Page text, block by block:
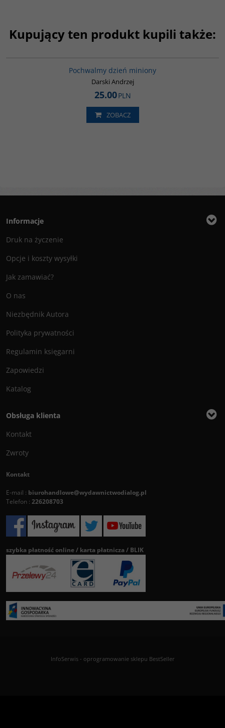
Kupujący ten produkt kupili także:
Pochwalmy dzień miniony
Darski Andrzej
25.00PLN
ZOBACZ
Informacje
Druk na życzenie
Opcje i koszty wysyłki
Jak zamawiać?
O nas
Niezbędnik Autora
Polityka prywatności
Regulamin księgarni
Zapowiedzi
Katalog
Obsługa klienta
Kontakt
Zwroty
Kontakt
E-mail : biurohandlowe@wydawnictwodialog.pl
Telefon : 226208703
szybka płatność online / karta płatnicza / BLIK
InfoSerwis- oprogramowanie sklepu BestSeller